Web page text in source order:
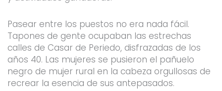
Pasear entre los puestos no era nada fácil.
Tapones de gente ocupaban las estrechas
calles de Casar de Periedo, disfrazadas de los
años 40. Las mujeres se pusieron el pañuelo
negro de mujer rural en la cabeza orgullosas de
recrear la esencia de sus antepasados.